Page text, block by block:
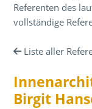
Referenten des
vollständige
Liste aller
Birgit